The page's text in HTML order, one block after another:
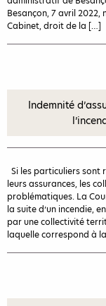
Besançon, 7 avril
Cabinet, droit de la […]
Indemnité
Si les particuliers sont
leurs assurances, les
problématiques. La
la suite d’un incendie,
par une collectivité
laquelle correspond à